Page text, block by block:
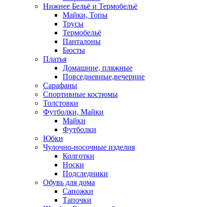
Нижнее Бельё и Термобельё
Майки, Топы
Трусы
Термобельё
Панталоны
Бюсты
Платья
Домашние, пляжные
Повседневные,вечерние
Сарафаны
Спортивные костюмы
Толстовки
Футболки, Майки
Майки
Футболки
Юбки
Чулочно-носочные изделия
Колготки
Носки
Подследники
Обувь для дома
Сапожки
Тапочки